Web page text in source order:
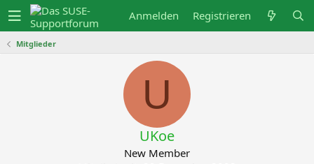
Anmelden Registrieren
Mitglieder
U
UKoe
New Member